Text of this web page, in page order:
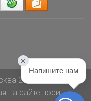
2026
на сайте носит
Напишите нам